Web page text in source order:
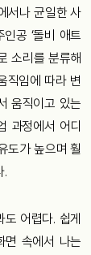
서나 균일한 사
인공 ‘돌비
애트
소리를 분류해
직임에 따라 변
움직이고 있는
과정에서 어디
도가 높으며 훨
.
도 어렵다. 쉽게
면 속에서 나는